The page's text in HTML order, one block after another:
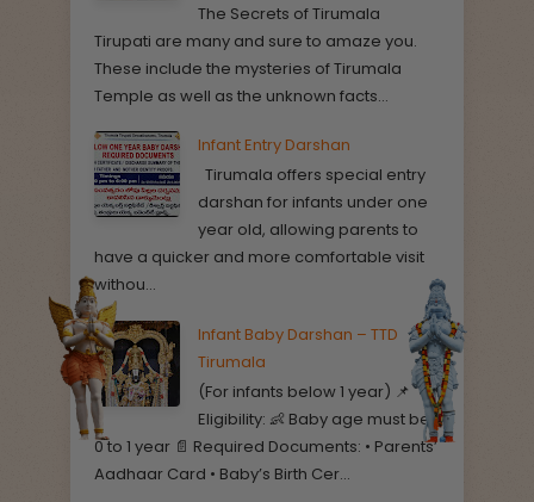
The Secrets of Tirumala
Tirupati are many and sure to amaze you.
These include the mysteries of Tirumala
Temple as well as the unknown facts...
Infant Entry Darshan
Tirumala offers special entry
darshan for infants under one
year old, allowing parents to
have a quicker and more comfortable visit
withou...
Infant Baby Darshan – TTD
Tirumala
(For infants below 1 year) 📌
Eligibility: 👶 Baby age must be
0 to 1 year 📄 Required Documents: • Parents’
Aadhaar Card • Baby’s Birth Cer...